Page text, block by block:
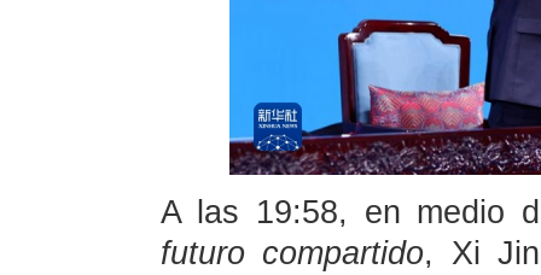
A las 19:58, en medio
futuro compartido, Xi